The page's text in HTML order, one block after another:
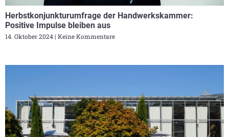
Herbstkonjunkturumfrage der Handwerkskammer:
Positive Impulse bleiben aus
14. Oktober 2024 Keine Kommentare